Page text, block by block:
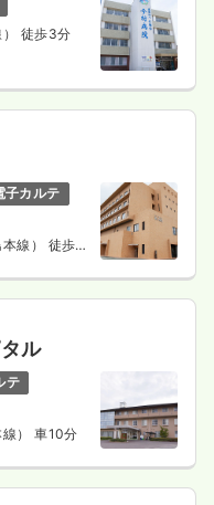
徒歩3分
子カルテ
線） 徒歩
ル
テ
） 車10分